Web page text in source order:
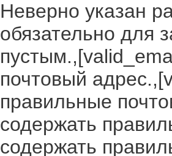
Неверно указан
обязательно для
почтовый
правильные
содержать
содержать